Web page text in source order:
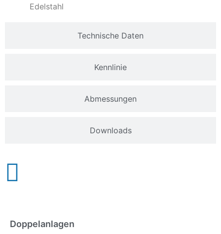
Technische Daten
Kennlinie
Abmessungen
Downloads
Edelstahl
Doppelanlagen